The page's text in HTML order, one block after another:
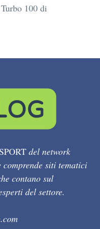
100 di
del network
siti tematici
contano sul
del settore.